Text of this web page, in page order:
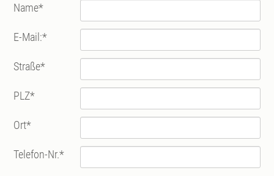
Name*
E-Mail:*
Straße*
PLZ*
Ort*
Telefon-Nr.*